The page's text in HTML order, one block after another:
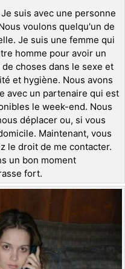
suis avec une personne
voulons quelqu'un de
Je suis une femme qui
homme pour avoir un
choses dans le sexe et
et hygiène. Nous avons
avec un partenaire qui est
le week-end. Nous
déplacer ou, si vous
Maintenant, vous
le droit de me contacter.
un bon moment
fort.